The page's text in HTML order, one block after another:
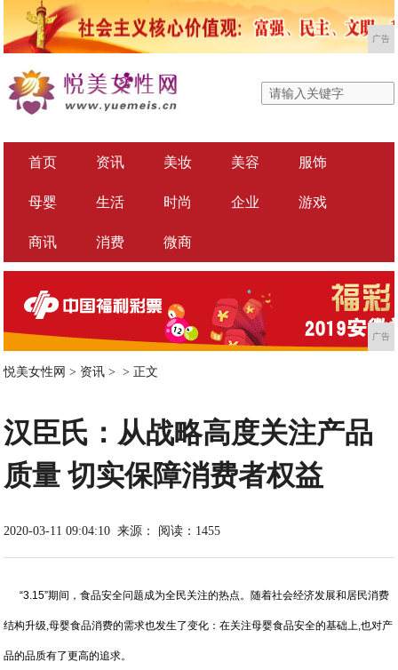
广告
首页 资讯 美妆 美容 服饰
母婴 生活 时尚 企业 游戏
商讯 消费 微商
广告
悦美女性网 > 资讯 > > 正文
汉臣氏：从战略高度关注产品
质量 切实保障消费者权益
2020-03-11 09:04:10 来源： 阅读：1455
“3.15”期间，食品安全问题成为全民关注的热点。随着社会经济发展和居民消费
结构升级,母婴食品消费的需求也发生了变化：在关注母婴食品安全的基础上,也对产
品的品质有了更高的追求。